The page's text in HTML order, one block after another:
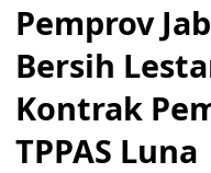
Pemprov
Bersih
Kontrak
TPPAS Luna